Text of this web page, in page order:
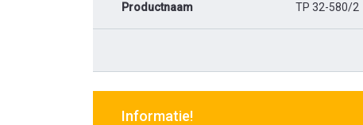
Productnaam TP 32-580/2
Informatie!